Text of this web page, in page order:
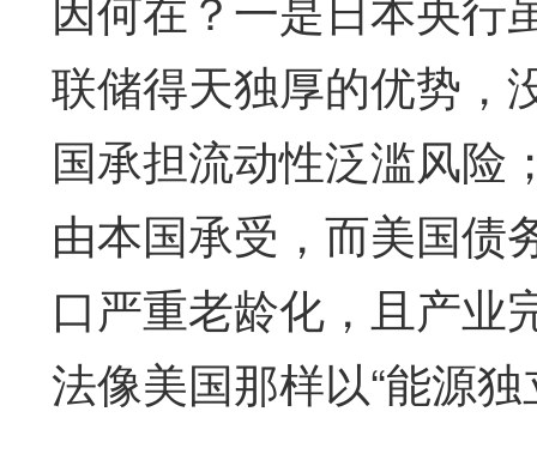
联储得天独厚的优势，
国承担流动性泛滥风险
由本国承受，而美国债
口严重老龄化，且产业
法像美国那样以“能源独